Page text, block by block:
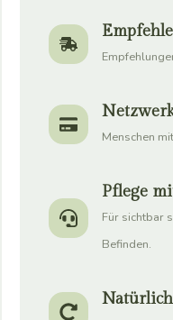
Menschen
Pflege
Für sichtbar
Befinden.